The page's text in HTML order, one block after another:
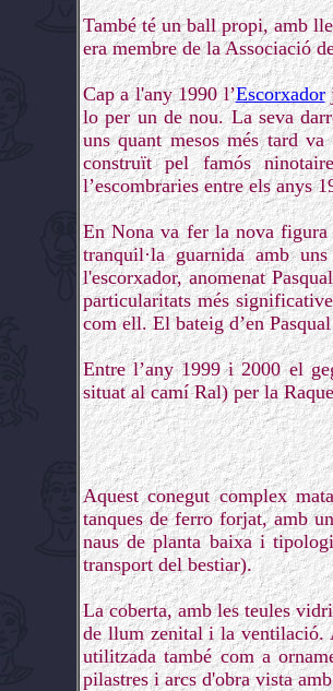
També té un ball propi, amb
era membre de la Associació
Cap a l'any 1990 l’Escorxador
lo per un de nou. La seva
uns quant mesos més tard
construït pel famós
l’escombraries entre els anys
En Nona va fer la nova figura
tranquil·la guarnida amb
l'escorxador, anomenat
particularitats més
com ell. El bateig d’en
Entre l’any 1999 i 2000 el
situat al camí Ral) per la
Aquest conegut complex
tanques de ferro forjat, amb
naus de planta baixa i
transport del bestiar).
La coberta, amb les teules
de llum zenital i la ventilació.
utilitzada també com a
pilastres i arcs d'obra vista